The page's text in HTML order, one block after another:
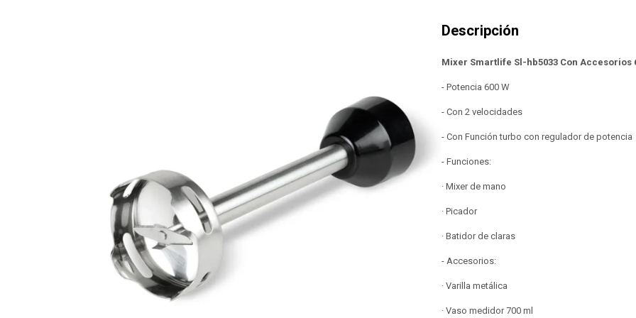
Mixer Smartlife Sl-hb5033 Con Accesorios
- Potencia 600 W
- Con 2 velocidades
- Con Función turbo con regulador de potencia
- Funciones:
· Mixer de mano
· Picador
· Batidor de claras
- Accesorios:
· Varilla metálica
· Vaso medidor 700 ml